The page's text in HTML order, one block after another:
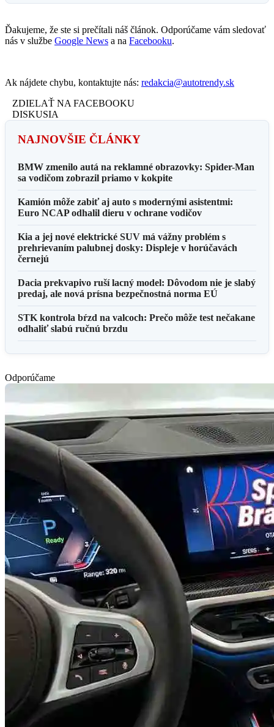
Ďakujeme, že ste si prečítali náš článok. Odporúčame vám sledovať
nás v službe Google News a na Facebooku.
Ak nájdete chybu, kontaktujte nás: redakcia@autotrendy.sk
ZDIELAŤ NA FACEBOOKU
DISKUSIA
NAJNOVŠIE ČLÁNKY
BMW zmenilo autá na reklamné obrazovky: Spider-Man
sa vodičom zobrazil priamo v kokpite
Kamión môže zabiť aj auto s modernými asistentmi:
Euro NCAP odhalil dieru v ochrane vodičov
Kia a jej nové elektrické SUV má vážny problém s
prehrievaním palubnej dosky: Displeje v horúčavách
černejú
Dacia prekvapivo ruší lacný model: Dôvodom nie je slabý
predaj, ale nová prísna bezpečnostná norma EÚ
STK kontrola bŕzd na valcoch: Prečo môže test nečakane
odhaliť slabú ručnú brzdu
Odporúčame